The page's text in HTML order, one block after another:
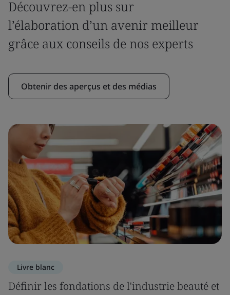
Découvrez-en plus sur
l’élaboration d’un avenir meilleur
grâce aux conseils de nos experts
Obtenir des aperçus et des médias
Livre blanc
Définir les fondations de l'industrie beauté et